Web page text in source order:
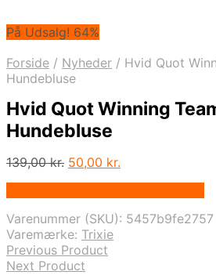
På Udsalg! 64%
Forside / Nyheder / Hvid Quot
Hundebluse
Hvid Quot Winning
Hundebluse
139,00kr. Den
139,00 kr..
50,00 kr.
50,00 kr..
Varenummer (SKU): 5457b9fe2757
Varemærke: Trixie
Previous Product
Next Product